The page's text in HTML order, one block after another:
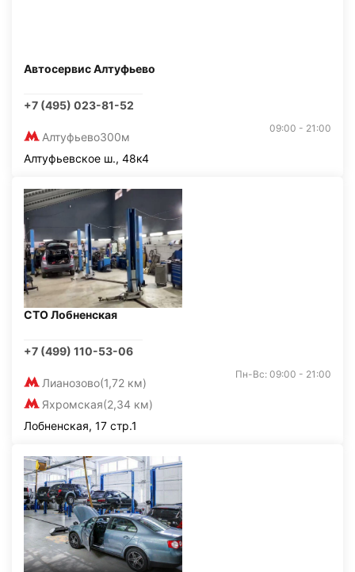
Автосервис Алтуфьево
+7 (495) 023-81-52
Алтуфьево300м
09:00 - 21:00
Алтуфьевское ш., 48к4
СТО Лобненская
+7 (499) 110-53-06
Лианозово(1,72 км)
Яхромская(2,34 км)
Пн-Вс: 09:00 - 21:00
Лобненская, 17 стр.1